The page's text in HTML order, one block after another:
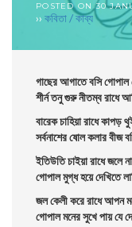
POSTED ON30
›› কবিতা / কাব্য
গাছের আগাতে বসি গোপাল
শীর্ন তনু গুরু নীতম্ব রাধে
বারেক চাহিয়া রাধে কাপড়
সর্বনাশের ষোল কলার বীজ
ইতিউতি চাইয়া রাধে জলে
গোপাল মুগ্ধ হয়ে দেখিতে
জল কেলী করে রাধে আপন
গোপাল মনের সুখে পায় যে